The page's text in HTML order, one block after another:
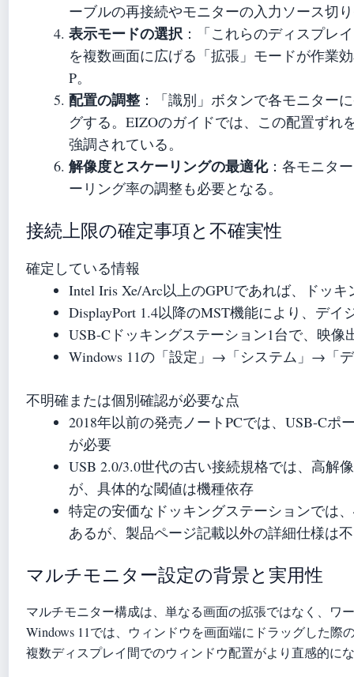
ーブルの再接続やモニターの入力ソース切
表示モードの選択：「これらのディスプレ
を複数画面に広げる「拡張」モードが作業
P。
配置の調整 ：「識別」ボタンで各モニター
グする。EIZOのガイドでは、この配置ず
強調されている。
解像度とスケーリングの最適化：各モニタ
ーリング率の調整も必要となる。
接続上限の確定事項と不確実性
確定している情報
Intel Iris Xe/Arc以上のGPUであれば、ドッ
DisplayPort 1.4以降のMST機能により、デ
USB-Cドッキングステーション1台で、映
Windows 11の「設定」→「システム」→「
不明確または個別確認が必要な点
2018年以前の発売ノートPCでは、USB-C
が必要
USB 2.0/3.0世代の古い接続規格では、高解
が、具体的な閾値は機種依存
特定の安価なドッキングステーションでは
あるが、製品ページ記載以外の詳細仕様は
マルチモニター設定の背景と実用性
マルチモニター構成は、単なる画面の拡張ではなく、ワ
Windows 11では、ウィンドウを画面端にドラッグした際
複数ディスプレイ間でのウィンドウ配置がより直感的に